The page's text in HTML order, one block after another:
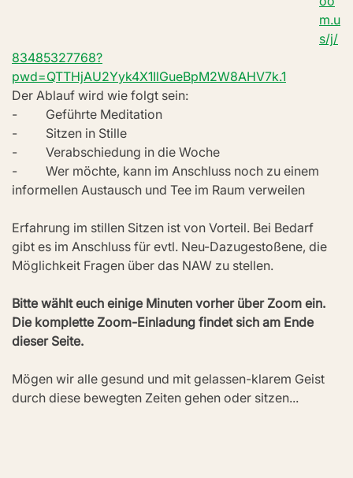
m.u
s/j/
83485327768?
pwd=QTTHjAU2Yyk4X1IlGueBpM2W8AHV7k.1
Der Ablauf wird wie folgt sein:
-         Geführte Meditation
-         Sitzen in Stille
-         Verabschiedung in die Woche
-         Wer möchte, kann im Anschluss noch zu einem
informellen Austausch und Tee im Raum verweilen
Erfahrung im stillen Sitzen ist von Vorteil. Bei Bedarf
gibt es im Anschluss für evtl. Neu-Dazugestoßene, die
Möglichkeit Fragen über das NAW zu stellen.
Bitte wählt euch einige Minuten vorher über Zoom ein.
Die komplette Zoom-Einladung findet sich am Ende
dieser Seite.
Mögen wir alle gesund und mit gelassen-klarem Geist
durch diese bewegten Zeiten gehen oder sitzen...